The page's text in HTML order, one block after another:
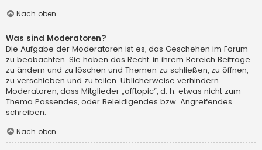
Nach oben
Was sind Moderatoren?
Die Aufgabe der Moderatoren ist es, das Geschehen im Forum
zu beobachten. Sie haben das Recht, in ihrem Bereich Beiträge
zu ändern und zu löschen und Themen zu schließen, zu öffnen,
zu verschieben und zu teilen. Üblicherweise verhindern
Moderatoren, dass Mitglieder „offtopic“, d. h. etwas nicht zum
Thema Passendes, oder Beleidigendes bzw. Angreifendes
schreiben.
Nach oben